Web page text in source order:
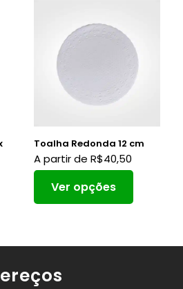
Toalha Redonda 12 cm
A partir de R$40,50
Ver opções